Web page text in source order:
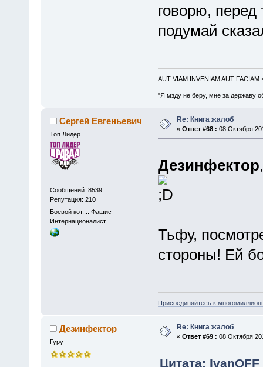
говорю, перед
подумай
AUT VIAM INVENIAM AUT FACIAM
"Я мзду не беру, мне за державу
Сергей Евгеньевич
Топ Лидер
Сообщений: 8539
Репутация: 210
Боевой кот.... Фашист-
Интернационалист
Re: Книга жалоб
« Ответ #68 : 08 Октября
Дезинфектор
Тьфу,
стороны! Ей
Присоединяйтесь к
Дезинфектор
Гуру
Re: Книга жалоб
« Ответ #69 : 08 Октября
Цитата: